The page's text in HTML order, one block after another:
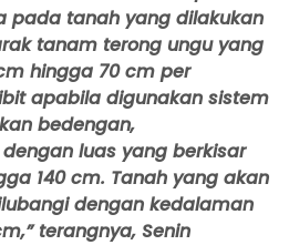
pada tanah yang dilakukan
tanam terong ungu yang
hingga 70 cm per
apabila digunakan sistem
bedengan,
luas yang berkisar
140 cm. Tanah yang akan
dengan kedalaman
terangnya, Senin